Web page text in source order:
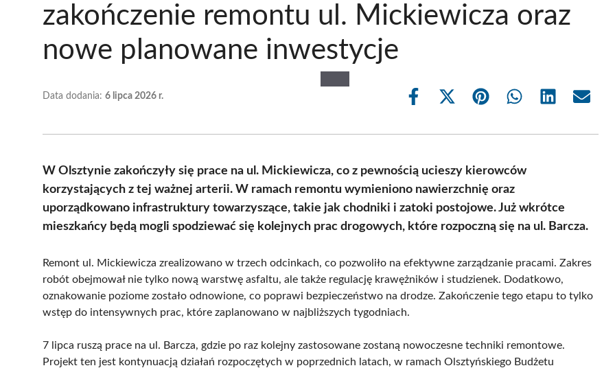
zakończenie remontu ul. Mickiewicza oraz
nowe planowane inwestycje
Data dodania: 6 lipca 2026 r.
Share
Share
(Twitter)
Share Share Share Share
W Olsztynie zakończyły się prace na ul. Mickiewicza, co z pewnością ucieszy kierowców
korzystających z tej ważnej arterii. W ramach remontu wymieniono nawierzchnię oraz
uporządkowano infrastruktury towarzyszące, takie jak chodniki i zatoki postojowe. Już wkrótce
mieszkańcy będą mogli spodziewać się kolejnych prac drogowych, które rozpoczną się na ul. Barcza.
Remont ul. Mickiewicza zrealizowano w trzech odcinkach, co pozwoliło na efektywne zarządzanie pracami. Zakres
robót obejmował nie tylko nową warstwę asfaltu, ale także regulację krawężników i studzienek. Dodatkowo,
oznakowanie poziome zostało odnowione, co poprawi bezpieczeństwo na drodze. Zakończenie tego etapu to tylko
wstęp do intensywnych prac, które zaplanowano w najbliższych tygodniach.
7 lipca ruszą prace na ul. Barcza, gdzie po raz kolejny zastosowane zostaną nowoczesne techniki remontowe.
Projekt ten jest kontynuacją działań rozpoczętych w poprzednich latach, w ramach Olsztyńskiego Budżetu